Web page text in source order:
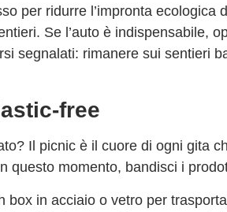
per ridurre l’impronta ecologica
Se l’auto è indispensabile,
segnalati: rimanere sui sentieri
free
Il picnic è il cuore di ogni gita
questo momento, bandisci i
box in acciaio o vetro per